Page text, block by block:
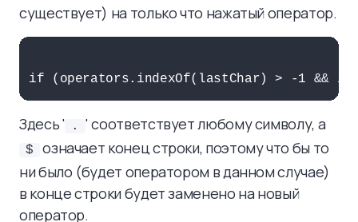
существует) на только что нажатый оператор.
Здесь ' . ' соответствует любому символу, а
$
означает конец строки, поэтому что бы то
ни было (будет оператором в данном случае)
в конце строки будет заменено на новый
оператор.